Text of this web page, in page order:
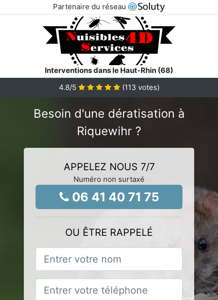
Partenaire du réseau
Interventions dans le Haut-Rhin (68)
4.8/5 (113 votes)
Besoin d'une dératisation à
Riquewihr ?
APPELEZ NOUS 7/7
Numéro non surtaxé
06 41 40 71 75
OU ÊTRE RAPPELÉ